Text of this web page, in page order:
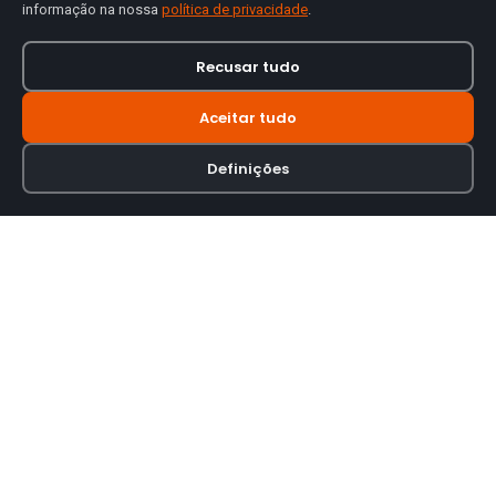
informação na nossa política de privacidade.
Recusar tudo
Aceitar tudo
Definições